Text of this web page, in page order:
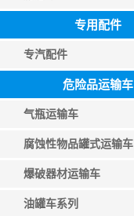
专用配件
专汽配件
危险品运输车
气瓶运输车
腐蚀性物品罐式运输车
爆破器材运输车
油罐车系列